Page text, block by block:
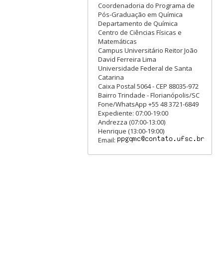
Coordenadoria do Programa de
Pós-Graduação em Química
Departamento de Química
Centro de Ciências Físicas e
Matemáticas
Campus Universitário Reitor João
David Ferreira Lima
Universidade Federal de Santa
Catarina
Caixa Postal 5064 - CEP 88035-972
Bairro Trindade - Florianópolis/SC
Fone/WhatsApp +55 48 3721-6849
Expediente: 07:00-19:00
Andrezza (07:00-13:00)
Henrique (13:00-19:00)
Email: